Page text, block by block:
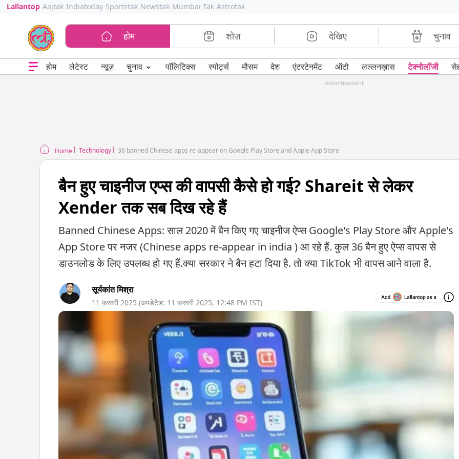
Lallantop Aajtak Indiatoday Sportstak Newstak Mumbai Tak Astrotak
होम शोज़ देखिए चुनाव
होम लेटेस्ट न्यूज़ चुनाव ⌄ पॉलिटिक्स स्पोर्ट्स मौसम देश एंटरटेनमेंट ऑटो लल्लनख़ास टेक्नोलॉजी
Advertisement
Home Technology 36 banned Chinese apps re-appear on Google Play Store and Apple App Store
बैन हुए चाइनीज एप्स की वापसी कैसे हो गई? Shareit से लेकर
Xender तक सब दिख रहे हैं
Banned Chinese Apps: साल 2020 में बैन किए गए चाइनीज ऐप्स Google's Play Store और Apple's
App Store पर नजर (Chinese apps re-appear in india ) आ रहे हैं. कुल 36 बैन हुए ऐप्स वापस से
डाउनलोड के लिए उपलब्ध हो गए हैं.क्या सरकार ने बैन हटा दिया है. तो क्या TikTok भी वापस आने वाला है.
सूर्यकांत मिश्रा
11 फ़रवरी 2025 (अपडेटेड: 11 फ़रवरी 2025, 12:48 PM IST)